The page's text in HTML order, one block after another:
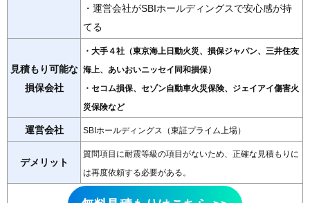
・運営会社がSBIホールディングスで安心感が持
てる
見積もり可能な
損保会社
・大手４社（東京海上日動火災、損保ジャパン、三井住友
海上、あいおいニッセイ同和損保）
・セコム損保、セゾン自動車火災保険、ジェイアイ傷害火
災保険など
運営会社 SBIホールディングス（東証プライム上場）
デメリット
質問項目に耐震等級の項目がないため、正確な見積もりに
は再度依頼する必要がある。